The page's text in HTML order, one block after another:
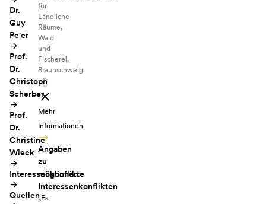
Dr.
Guy
Pe'er
Prof.
Dr.
Christoph
Scherber
Prof.
Dr.
Christine
Wieck
Interessenkonflikte
Quellen
für
Ländliche
Räume,
Wald
und
Fischerei,
Braunschweig
Mehr
Informationen
Angaben
zu
möglichen
Interessenkonflikten
„Es